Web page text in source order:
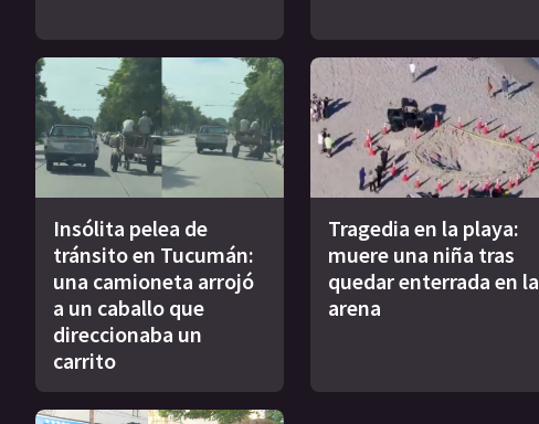
Insólita pelea de
tránsito en Tucumán:
una camioneta arrojó
a un caballo que
direccionaba un
carrito
Tragedia en la playa:
muere una niña tras
quedar enterrada en la
arena